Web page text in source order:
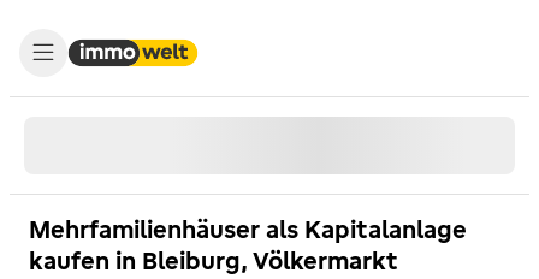
Mehrfamilienhäuser als Kapitalanlage
kaufen in Bleiburg, Völkermarkt